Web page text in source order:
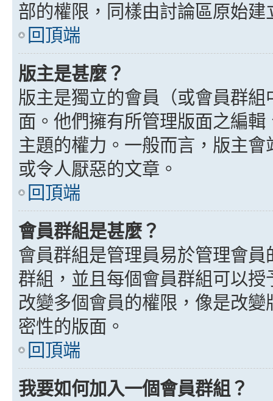
部的權限，同樣由討論區原始建
回頂端
版主是甚麼？
版主是獨立的會員（或會員群
面。他們擁有所管理版面之編
主題的權力。一般而言，版主
或令人厭惡的文章。
回頂端
會員群組是甚麼？
會員群組是管理員易於管理會
群組，並且每個會員群組可以
改變多個會員的權限，像是改
密性的版面。
回頂端
我要如何加入一個會員群組？